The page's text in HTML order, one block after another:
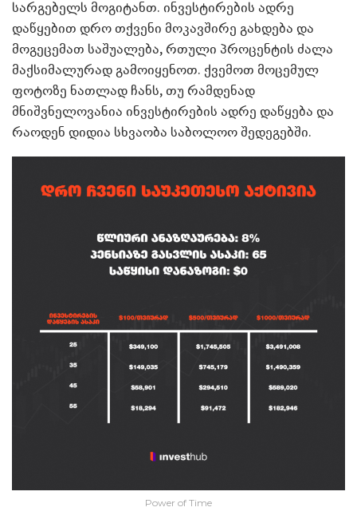
სარგებელს მოგიტანთ. ინვესტირების ადრე
დაწყებით დრო თქვენი მოკავშირე გახდება და
მოგეცემათ საშუალება, რთული პროცენტის ძალა
მაქსიმალურად გამოიყენოთ. ქვემოთ მოცემულ
ფოტოზე ნათლად ჩანს, თუ რამდენად
მნიშვნელოვანია ინვესტირების ადრე დაწყება და
რაოდენ დიდია სხვაობა საბოლოო შედეგებში.
Power of Time